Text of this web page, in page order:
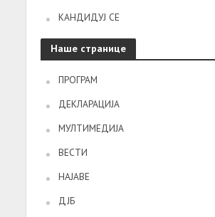
КАНДИДУЈ СЕ
Наше странице
ПРОГРАМ
ДЕКЛАРАЦИЈА
МУЛТИМЕДИЈА
ВЕСТИ
НАЈАВЕ
ДЈБ